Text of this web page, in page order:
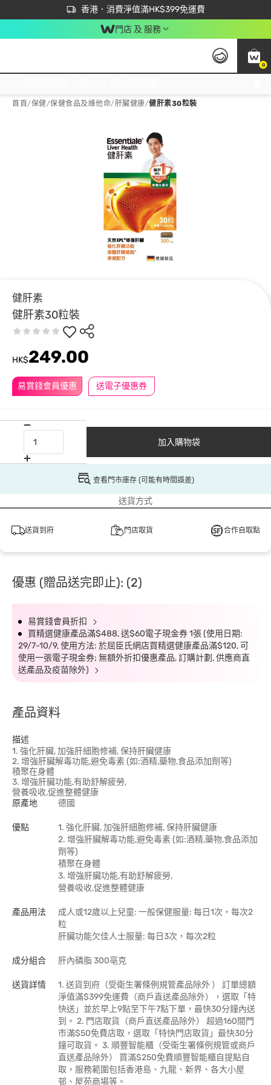
香港．消費淨值滿HK$399免運費
立即成為易賞錢會員盡享獨家優惠
首次APP下單買滿$450 輸入 NEWAPP 即減$50
門店 及 服務
0
首頁/保健/保健食品及維他命/肝臟健康/健肝素30粒裝
健肝素
健肝素30粒裝
易賞錢會員優惠 送電子優惠券
HK$249.00
加入購物袋
查看門市庫存 (可能有時間誤差)
送貨方式
送貨到府 門店取貨 合作自取點
優惠 (贈品送完即止): (2)
易賞錢會員折扣
買精選健康產品滿$488, 送$60電子現金券 1張 (使用日期:
29/7-10/9, 使用方法: 於屈臣氏網店買精選健康產品滿$120, 可
使用一張電子現金券; 無額外折扣優惠產品, 訂購計劃, 供應商直
送產品及疫苗除外)
產品資料
描述
1. 強化肝臟, 加強肝細胞修補, 保持肝臟健康
2. 增強肝臟解毒功能,避免毒素 (如:酒精,藥物,食品添加劑等)
積聚在身體
3. 增強肝臟功能,有助舒解疲勞,
營養吸收,促進整體健康
原產地
德國
優點
1. 強化肝臟, 加強肝細胞修補, 保持肝臟健康
2. 增強肝臟解毒功能,避免毒素 (如:酒精,藥物,食品添加
劑等)
積聚在身體
3. 增強肝臟功能,有助舒解疲勞,
營養吸收,促進整體健康
產品用法
成人或12歲以上兒童: 一般保健服量: 每日1次，每次2
粒
肝臟功能欠佳人士服量: 每日3次，每次2粒
成分組合 肝內磷脂 300亳克
送貨詳情
1. 送貨到府（受衛生署條例規管產品除外 ） 訂單總額
淨值滿$399免運費（商戶直送產品除外），選取「特
快送」並於早上9點至下午7點下單，最快30分鐘內送
到​。 2. 門店取貨（商戶直送產品除外） 超過160間門
市滿$50免費店取，選取「特快門店取貨」最快30分
鐘可取貨。 3. 順豐智能櫃（受衛生署條例規管或商戶
直送產品除外） 買滿$250免費順豐智能櫃自提點自
取，服務範圍包括香港島、九龍、新界、各大小屋
邨、屋苑商場等。